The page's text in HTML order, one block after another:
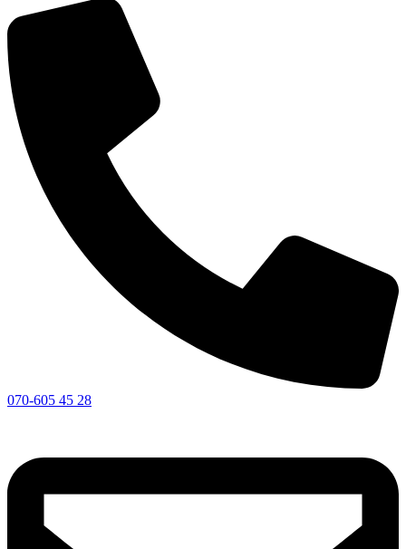
070-605 45 28